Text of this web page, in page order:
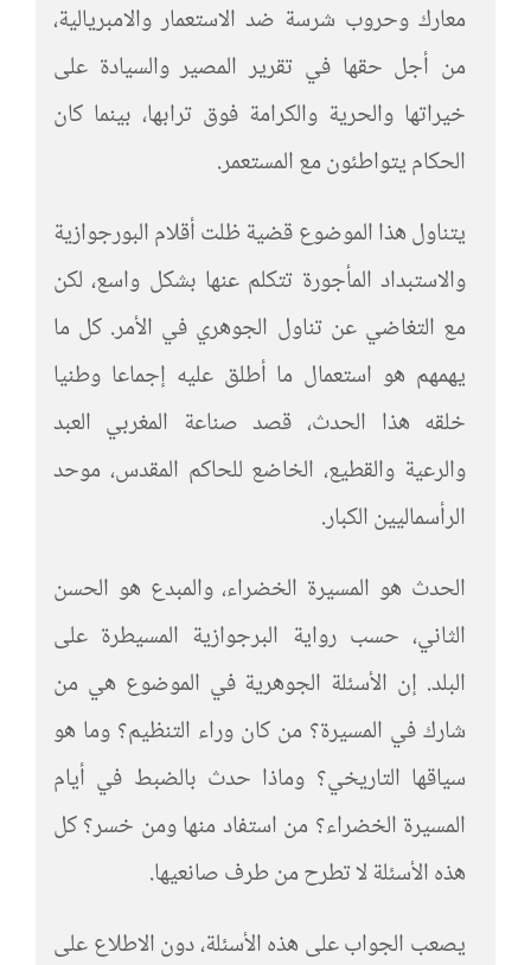
معارك وحروب شرسة ضد الاستعمار والامبريالية،
من أجل حقها في تقرير المصير والسيادة على
خيراتها والحرية والكرامة فوق ترابها، بينما كان
الحكام يتواطئون مع المستعمر.
يتناول هذا الموضوع قضية ظلت أقلام البورجوازية
والاستبداد المأجورة تتكلم عنها بشكل واسع، لكن
مع التغاضي عن تناول الجوهري في الأمر. كل ما
يهمهم هو استعمال ما أطلق عليه إجماعا وطنيا
خلقه هذا الحدث، قصد صناعة المغربي العبد
والرعية والقطيع، الخاضع للحاكم المقدس، موحد
الرأسماليين الكبار.
الحدث هو المسيرة الخضراء، والمبدع هو الحسن
الثاني، حسب رواية البرجوازية المسيطرة على
البلد. إن الأسئلة الجوهرية في الموضوع هي من
شارك في المسيرة؟ من كان وراء التنظيم؟ وما هو
سياقها التاريخي؟ وماذا حدث بالضبط في أيام
المسيرة الخضراء؟ من استفاد منها ومن خسر؟ كل
هذه الأسئلة لا تطرح من طرف صانعيها.
يصعب الجواب على هذه الأسئلة، دون الاطلاع على